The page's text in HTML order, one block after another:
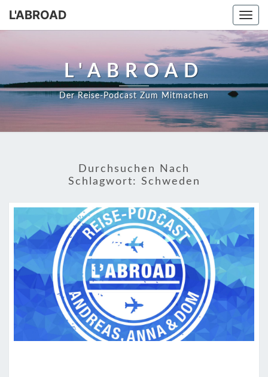
Skip
L'ABROAD
L'ABROAD
Der Reise-Podcast Zum Mitmachen
Durchsuchen Nach
Schlagwort: Schweden